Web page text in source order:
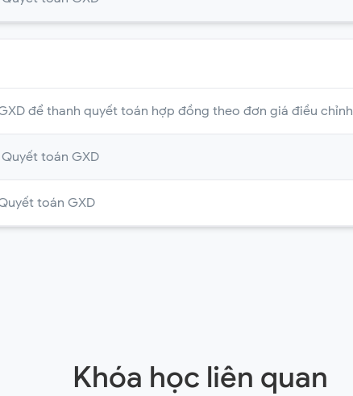
để thanh quyết toán hợp đồng theo đơn giá điều chỉnh
toán GXD
toán GXD
Khóa học liên quan